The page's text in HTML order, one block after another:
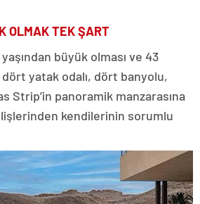
OLMAK TEK ŞART
büyük olması ve 43
dört yatak odalı, dört banyolu,
Strip’in panoramik manzarasına
kendilerinin sorumlu